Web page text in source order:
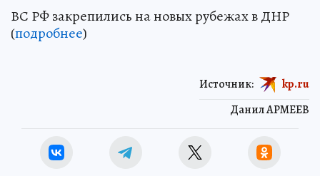
ВС РФ закрепились на новых рубежах в ДНР
(подробнее)
Данил АРМЕЕВ
Источник: kp.ru